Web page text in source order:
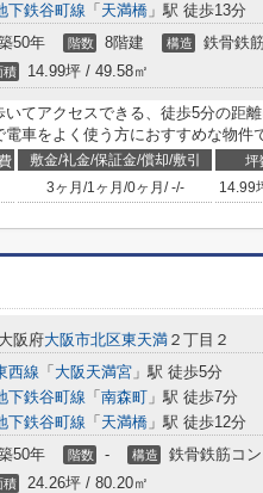
下鉄谷町線 「 天満橋 」駅 徒歩13分
50年 階数 8階建 構造 鉄骨鉄
積 14.99坪 / 49.58㎡
いてアクセスできる、徒歩5分の距
電車をよく使う方におすすめな物件
敷金/礼金/保証金/償却/敷引 坪
3ヶ月 /1ヶ月 /0ヶ月 /-/- 14.99
大阪府大阪市北区東天満 ２丁目２
西線 「 大阪天満宮 」駅 徒歩5分
下鉄谷町線 「 南森町 」駅 徒歩7分
下鉄谷町線 「 天満橋 」駅 徒歩12分
50年 階数 - 構造 鉄骨鉄筋コ
積 24.26坪 / 80.20㎡